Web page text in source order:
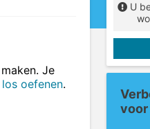
Je
oefenen.
U
voor